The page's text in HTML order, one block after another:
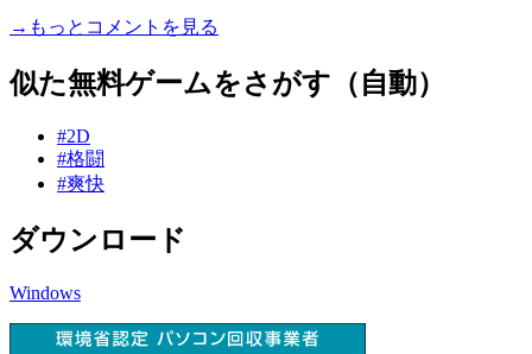
→もっとコメントを見る
似た無料ゲームをさがす（自動）
#2D
#格闘
#爽快
ダウンロード
Windows